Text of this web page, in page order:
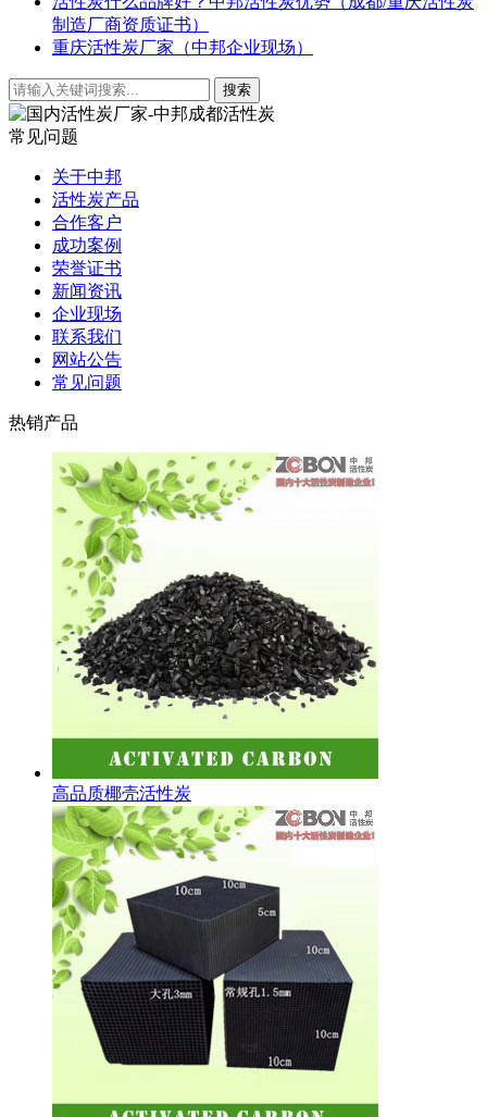
制造厂商资质证书）
重庆活性炭厂家（中邦企业现场）
常见问题
关于中邦
活性炭产品
合作客户
成功案例
荣誉证书
新闻资讯
企业现场
联系我们
网站公告
常见问题
热销产品
高品质椰壳活性炭